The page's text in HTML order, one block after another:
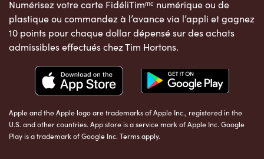
Numérisez votre carte FidéliTimᵐᶜ numérique ou de
plastique ou commandez à l’avance via l’appli et gagnez
10 points pour chaque dollar dépensé sur des achats
admissibles effectués chez Tim Hortons.
Apple and the Apple logo are trademarks of Apple Inc., registered in the
U.S. and other countries. App store is a service mark of Apple Inc. Google
Play is a trademark of Google Inc. Terms apply.